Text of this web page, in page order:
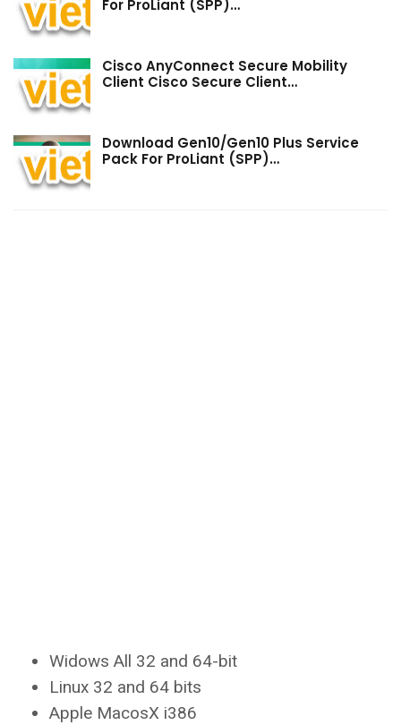
For ProLiant (SPP)…
Cisco AnyConnect Secure Mobility
Client Cisco Secure Client…
Download Gen10/Gen10 Plus Service
Pack For ProLiant (SPP)…
Widows All 32 and 64-bit
Linux 32 and 64 bits
Apple MacosX i386